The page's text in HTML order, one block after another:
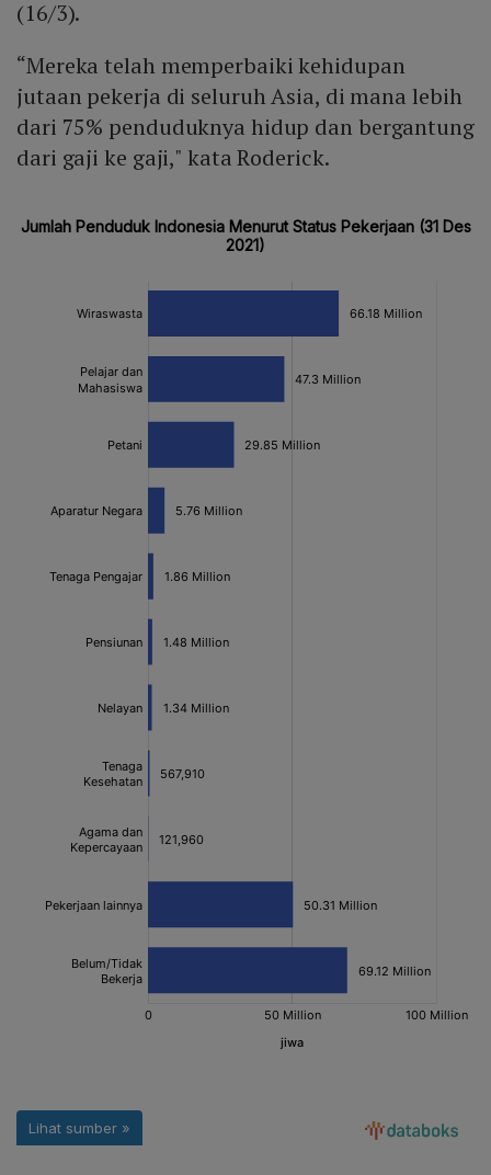
(16/3).
“Mereka telah memperbaiki kehidupan
jutaan pekerja di seluruh Asia, di mana lebih
dari 75% penduduknya hidup dan bergantung
dari gaji ke gaji," kata Roderick.